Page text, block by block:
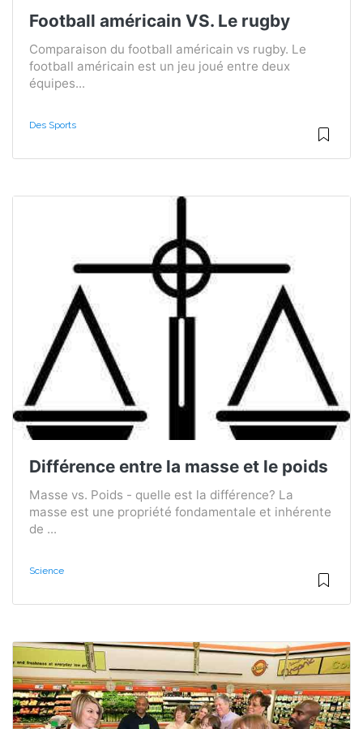
Football américain VS. Le rugby
Comparaison du football américain vs rugby. Le
football américain est un jeu joué entre deux
équipes...
Des Sports
Différence entre la masse et le poids
Masse vs. Poids - quelle est la différence? La
masse est une propriété fondamentale et inhérente
de ...
Science